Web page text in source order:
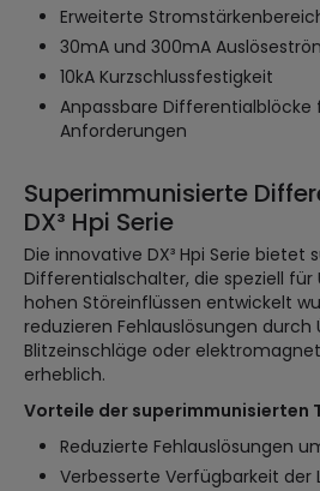
Erweiterte
30mA und 300mA
10kA Kurzschlussfestigkeit
Anpassbare Differentialblöcke
Anforderungen
Superimmunisierte
DX³ Hpi Serie
Die innovative DX³ Hpi Serie bietet
Differentialschalter, die speziell
hohen Störeinflüssen entwickelt
reduzieren Fehlauslösungen durch
Blitzeinschläge oder
erheblich.
Vorteile der superimmunisierten
Reduzierte Fehlauslösungen
Verbesserte Verfügbarkeit der